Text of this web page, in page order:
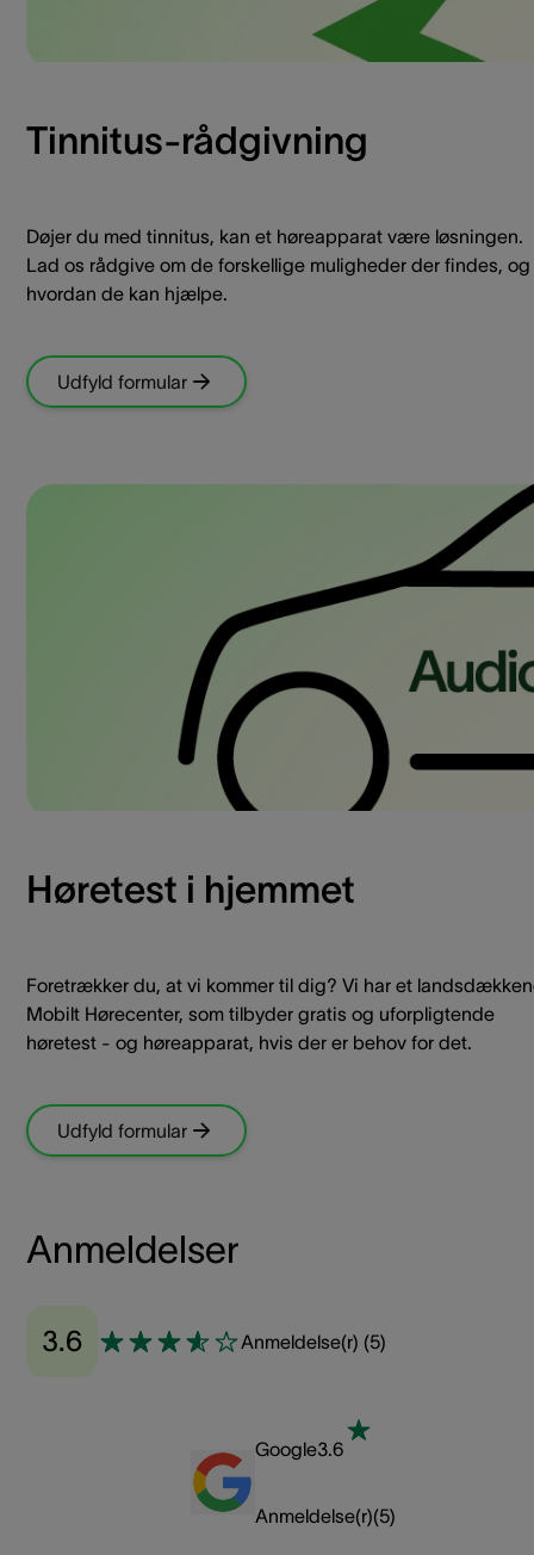
Tinnitus-rådgivning
Døjer du med tinnitus, kan et høreapparat være løsningen.
Lad os rådgive om de forskellige muligheder der findes, og
hvordan de kan hjælpe.
Udfyld formular
Høretest i hjemmet
Foretrækker du, at vi kommer til dig? Vi har et
Mobilt Hørecenter, som tilbyder gratis og uforpligtende
høretest - og høreapparat, hvis der er behov for det.
Udfyld formular
Anmeldelser
3.6 Anmeldelse(r) (5)
Google3.6
Anmeldelse(r)(5)